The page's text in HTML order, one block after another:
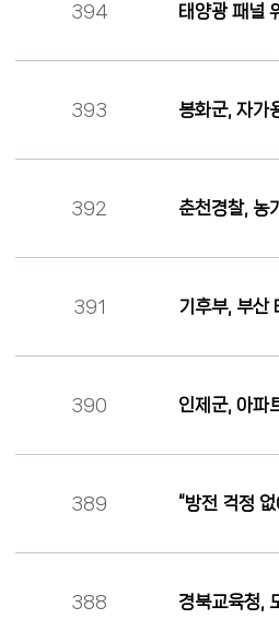
394 태양광 패널
393 봉화군, 자가
392 춘천경찰, 농
391 기후부, 부산
390 인제군, 아파
389 “방전 걱정
388 경북교육청,